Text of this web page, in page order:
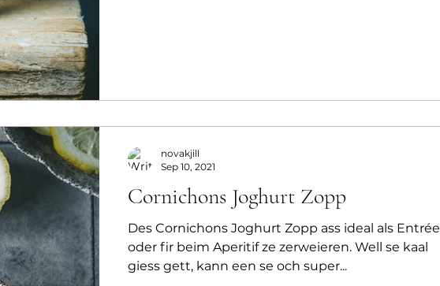
Cornichons Joghurt Zopp
Des Cornichons Joghurt Zopp ass ideal als Entrée
oder fir beim Aperitif ze zerweieren. Well se kaal
giess gett, kann een se och super...
novakjill
Sep 10, 2021